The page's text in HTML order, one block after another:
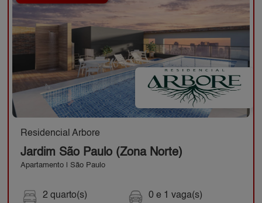
Residencial Arbore
Jardim São Paulo (Zona Norte)
Apartamento | São Paulo
2 quarto(s) 0 e 1 vaga(s)